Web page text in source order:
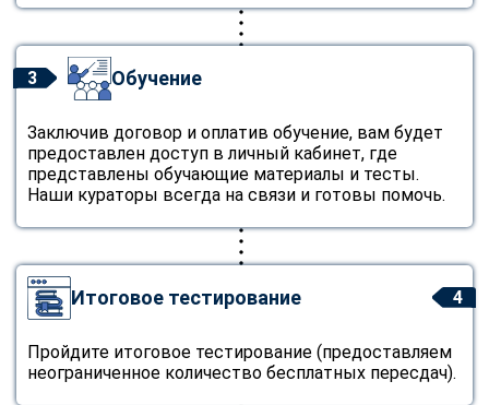
3 Обучение
Заключив договор и оплатив обучение, вам будет
предоставлен доступ в личный кабинет, где
представлены обучающие материалы и тесты.
Наши кураторы всегда на связи и готовы помочь.
4
Итоговое тестирование
Пройдите итоговое тестирование (предоставляем
неограниченное количество бесплатных пересдач).